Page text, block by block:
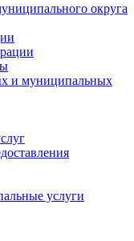
округа
и муниципальных
услуги